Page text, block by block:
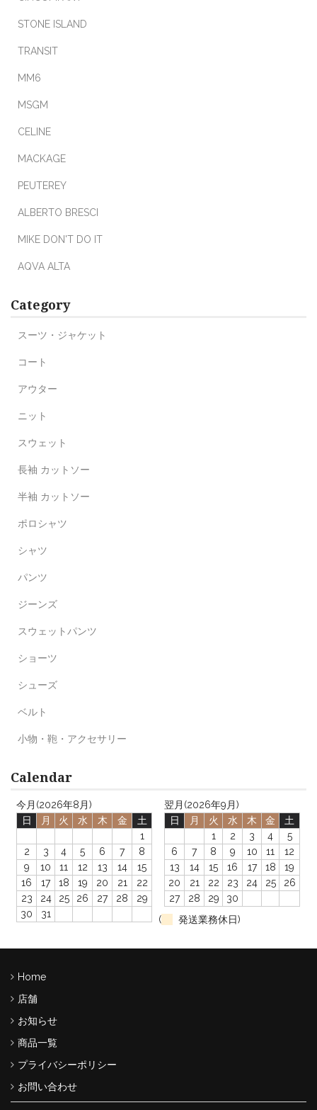
STONE ISLAND
TRANSIT
MM6
MSGM
CELINE
MACKAGE
PEUTEREY
ALBERTO BRESCI
MIKE DON'T DO IT
AQVA ALTA
Category
スーツ・ジャケット
コート
アウター
ニット
スウェット
長袖 カットソー
半袖 カットソー
ポロシャツ
シャツ
パンツ
ジーンズ
スウェットパンツ
ショーツ
シューズ
ベルト
小物・鞄・アクセサリー
Calendar
今月(2026年8月)
日
月 火 水 木 金
土
1
2
3 4 5 6 7
8
9
10 11 12 13 14
15
16
17 18 19 20 21
22
23
24 25 26 27 28
29
30
31
翌月(2026年9月)
日
月 火 水 木 金
土
1
2 3 4
5
6
7 8 9 10 11
12
13
14 15 16 17 18
19
20
21 22 23 24 25
26
27
28 29
30
(
発送業務休日)
Home
店舗
お知らせ
商品一覧
プライバシーポリシー
お問い合わせ